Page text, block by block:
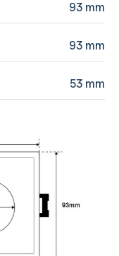
93 mm
93 mm
53 mm